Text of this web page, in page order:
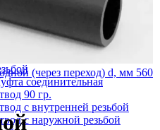
переходная
переходная с внутренней
соединительная
90 гр.
с внутренней резьбой
с наружной резьбой
(через переход) d, мм 560